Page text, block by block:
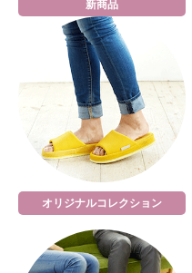
新商品
オリジナルコレクション